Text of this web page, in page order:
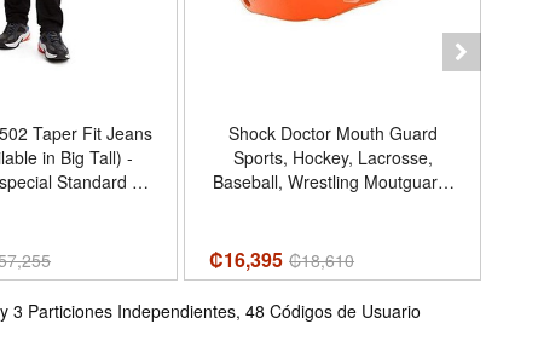
Taper Fit Jeans
in Big Tall) -
Standard -
Shock Doctor Mouth Guard
Sports, Hockey, Lacrosse,
Baseball, Wrestling Moutguard,
Guard with Strap, Adult Youth
Mouthguard - Nombre de estilo
Non-flavored - Tamaño Adult -
Color Orange
₡16,395 ₡18,610
3 Particiones Independientes, 48 Códigos de Usuario